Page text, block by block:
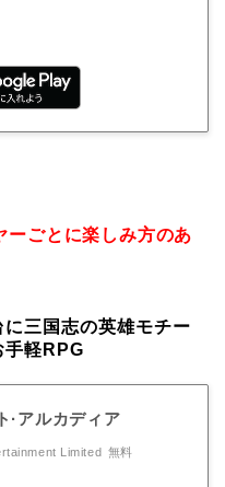
ーごとに楽しみ方のあ
三国志の英雄モチー
手軽RPG
·アルカディア
Limited 無料